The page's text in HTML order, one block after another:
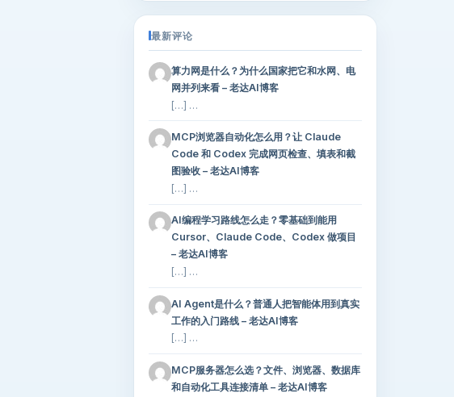
最新评论
算力网是什么？为什么国家把它和水网、电
网并列来看 – 老达AI博客
[…] …
MCP浏览器自动化怎么用？让 Claude
Code 和 Codex 完成网页检查、填表和截
图验收 – 老达AI博客
[…] …
AI编程学习路线怎么走？零基础到能用
Cursor、Claude Code、Codex 做项目
– 老达AI博客
[…] …
AI Agent是什么？普通人把智能体用到真实
工作的入门路线 – 老达AI博客
[…] …
MCP服务器怎么选？文件、浏览器、数据库
和自动化工具连接清单 – 老达AI博客